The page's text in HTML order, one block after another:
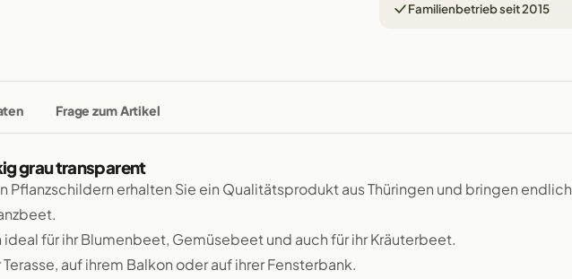
Familienbetrieb seit 2015
Frage zum Artikel
grau transparent
Pflanzschildern erhalten Sie ein Qualitätsprodukt aus Thüringen und bringen endlich
für ihr Blumenbeet, Gemüsebeet und auch für ihr Kräuterbeet.
auf ihrem Balkon oder auf ihrer Fensterbank.